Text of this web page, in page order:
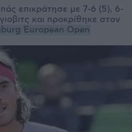
επικράτησε με 7-6 (5), 6-
και προκρίθηκε στον
European Open